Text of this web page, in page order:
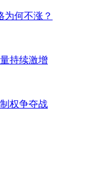
为何不涨？
持续激增
权争夺战